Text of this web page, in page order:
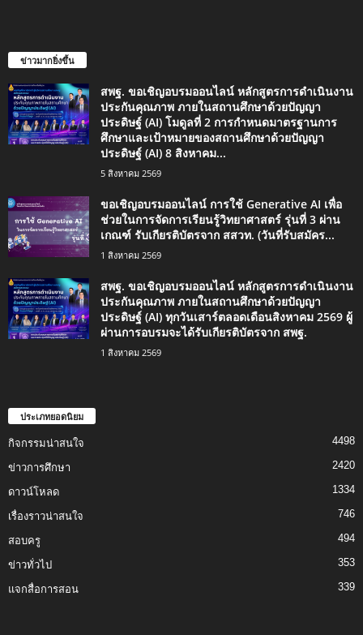
ข่าวมากยิ่งขึ้น
สพฐ. ขอเชิญอบรมออนไลน์ หลักสูตรการดำเนินงาน
ประกันคุณภาพ ภายในสถานศึกษาด้วยปัญญา
ประดิษฐ์ (AI) โมดูลที่ 2 การกำหนดมาตรฐานการ
ศึกษาและเป้าหมายของสถานศึกษาด้วยปัญญา
ประดิษฐ์ (AI) 8 สิงหาคม...
5 สิงหาคม 2569
ขอเชิญอบรมออนไลน์ การใช้ Generative AI เพื่อ
ช่วยในการจัดการเรียนรู้วิทยาศาสตร์ รุ่นที่ 3 ผ่าน
เกณฑ์ รับเกียรติบัตรจาก สสวท. (วันที่รับสมัคร...
1 สิงหาคม 2569
สพฐ. ขอเชิญอบรมออนไลน์ หลักสูตรการดำเนินงาน
ประกันคุณภาพ ภายในสถานศึกษาด้วยปัญญา
ประดิษฐ์ (AI) ทุกวันเสาร์ตลอดเดือนสิงหาคม 2569 ผู้
ผ่านการอบรมจะได้รับเกียรติบัตรจาก สพฐ.
1 สิงหาคม 2569
ประเภทยอดนิยม
กิจกรรมน่าสนใจ 4498
ข่าวการศึกษา 2420
ดาวน์โหลด 1334
เรื่องราวน่าสนใจ 746
สอบครู 494
ข่าวทั่วไป 353
แจกสื่อการสอน 339